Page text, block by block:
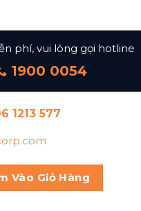
phí, vui lòng gọi hotline
1900 0054
1213 577
20KG BJY-E6KW-1PRM
Vào Giỏ Hàng